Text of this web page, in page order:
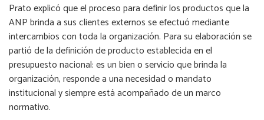
Prato explicó que el proceso para definir los productos que la
ANP brinda a sus clientes externos se efectuó mediante
intercambios con toda la organización. Para su elaboración se
partió de la definición de producto establecida en el
presupuesto nacional: es un bien o servicio que brinda la
organización, responde a una necesidad o mandato
institucional y siempre está acompañado de un marco
normativo.